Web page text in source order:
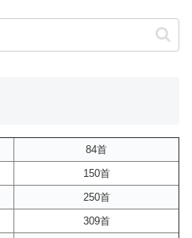
84首
150首
250首
309首